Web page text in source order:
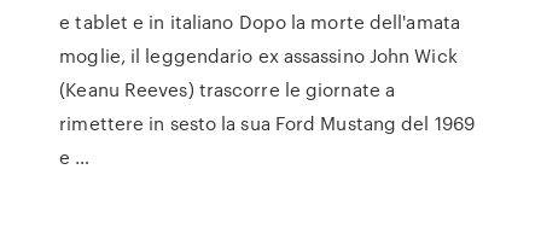
e tablet e in italiano Dopo la morte dell'amata
moglie, il leggendario ex assassino John Wick
(Keanu Reeves) trascorre le giornate a
rimettere in sesto la sua Ford Mustang del 1969
e …